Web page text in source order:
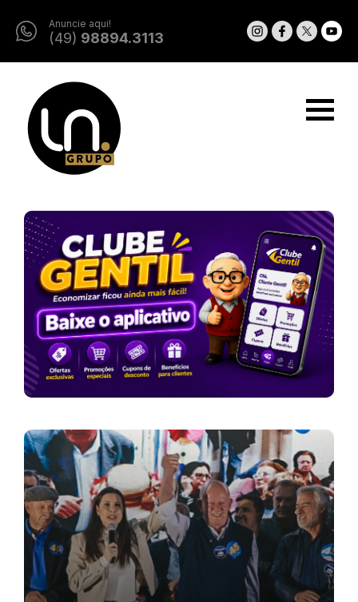
Anuncie aqui!
(49) 98894.3113